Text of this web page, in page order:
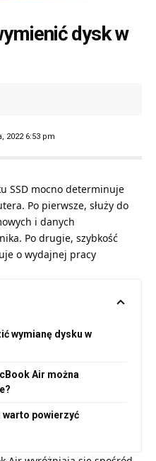
dysk w
2022 6:53 pm
SSD mocno determinuje
Po pierwsze, służy do
i danych
Po drugie, szybkość
o wydajnej pracy
wymianę dysku w
Air można
warto powierzyć